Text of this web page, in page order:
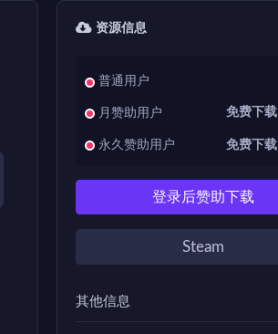
资源信息
普通用户
月赞助用户 免费下载
永久赞助用户 免费下载
登录后赞助下载
Steam
其他信息